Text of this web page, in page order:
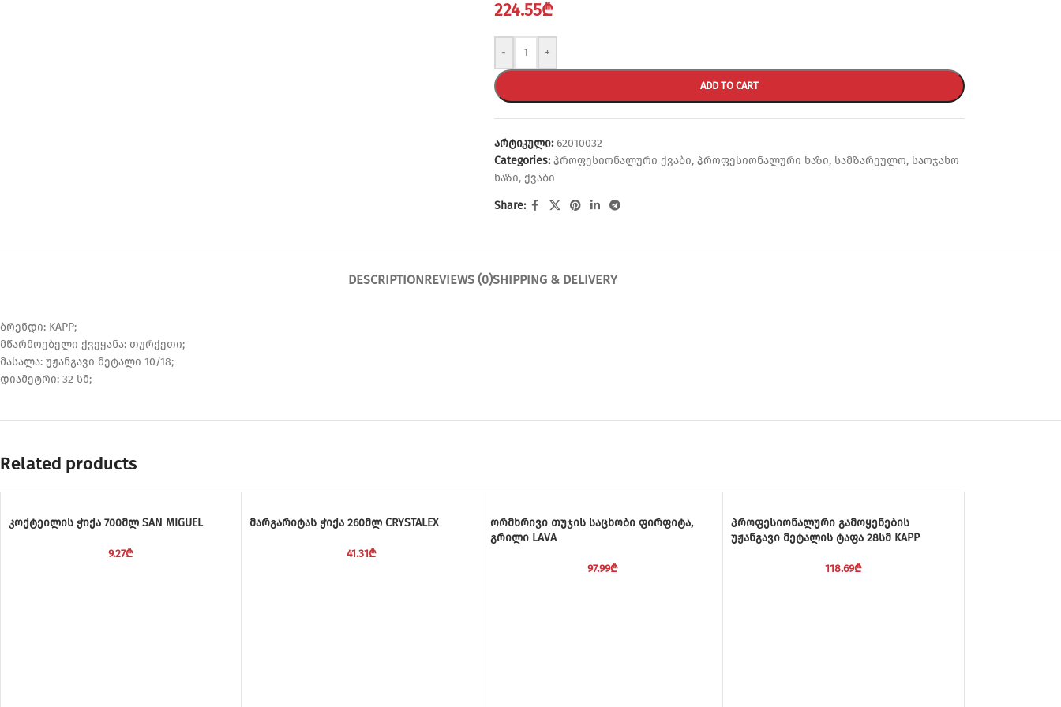
224.55₾
- +
ADD TO CART
არტიკული:62010032
Categories: პროფესიონალური ქვაბი, პროფესიონალური ხაზი, სამზარეულო, საოჯახო
ხაზი, ქვაბი
Share:
DESCRIPTIONREVIEWS (0)SHIPPING & DELIVERY
ბრენდი: KAPP;
მწარმოებელი ქვეყანა: თურქეთი;
მასალა: უჟანგავი მეტალი 10/18;
დიამეტრი: 32 სმ;
Related products
კოქტეილის ჭიქა 700მლ SAN MIGUEL
9.27₾
მარგარიტას ჭიქა 260მლ CRYSTALEX
41.31₾
ორმხრივი თუჯის საცხობი ფირფიტა,
გრილი LAVA
97.99₾
პროფესიონალური გამოყენების
უჟანგავი მეტალის ტაფა 28სმ KAPP
118.69₾